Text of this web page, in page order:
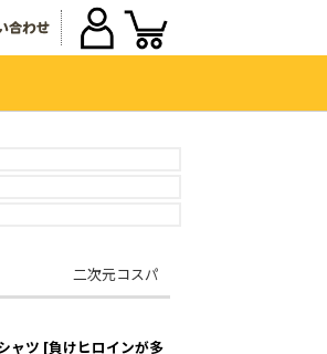
二次元コスパ
ャツ [負けヒロインが多